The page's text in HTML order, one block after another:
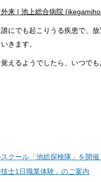
来 | 池上総合病院
にでも起こりうる疾患で、
きます。
えるようでしたら、いつで
クール「池総探検隊」を開
技士1日職業体験」のご案内